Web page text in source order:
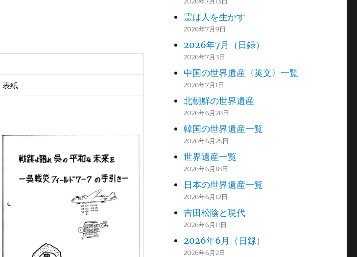
表紙
霊は人を生かす
2026年7月9日
2026年7月（日録）
2026年7月3日
中国の世界遺産〈英文〉一覧
2026年7月1日
北朝鮮の世界遺産
2026年6月28日
韓国の世界遺産一覧
2026年6月25日
世界遺産一覧
2026年6月18日
日本の世界遺産一覧
2026年6月12日
吉田松陰と現代
2026年6月11日
2026年6月（日録）
2026年6月2日